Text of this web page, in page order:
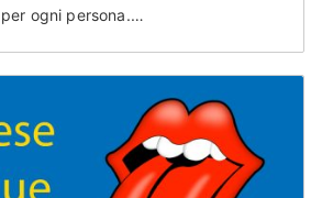
ogni persona.…